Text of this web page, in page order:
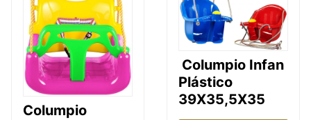
Columpio
Columpio Infan
Plástico
39X35,5X35